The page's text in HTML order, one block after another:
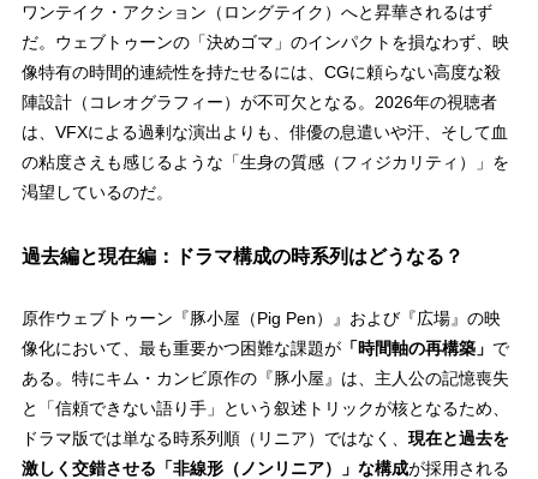
ワンテイク・アクション（ロングテイク）へと昇華されるはず
だ。ウェブトゥーンの「決めゴマ」のインパクトを損なわず、映
像特有の時間的連続性を持たせるには、CGに頼らない高度な殺
陣設計（コレオグラフィー）が不可欠となる。2026年の視聴者
は、VFXによる過剰な演出よりも、俳優の息遣いや汗、そして血
の粘度さえも感じるような「生身の質感（フィジカリティ）」を
渇望しているのだ。
過去編と現在編：ドラマ構成の時系列はどうなる？
原作ウェブトゥーン『豚小屋（Pig Pen）』および『広場』の映
像化において、最も重要かつ困難な課題が「時間軸の再構築」 で
ある。特にキム・カンビ原作の『豚小屋』は、主人公の記憶喪失
と「信頼できない語り手」という叙述トリックが核となるため、
ドラマ版では単なる時系列順（リニア）ではなく、 現在と過去を
激しく交錯させる「非線形（ノンリニア）」な構成が採用される